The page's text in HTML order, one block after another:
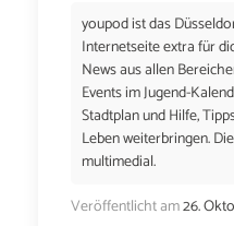
youpod ist das
Internetseite extra für
News aus allen
Events im Jugend-
Stadtplan und Hilfe,
Leben weiterbringen.
multimedial.
Veröffentlicht am26.